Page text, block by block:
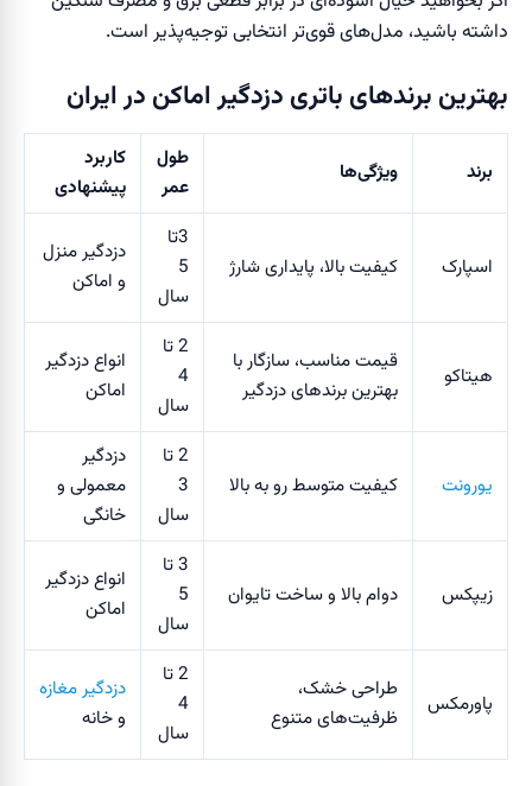
داشته باشید، مدل‌های قوی‌تر انتخابی توجیه‌پذیر است.
بهترین برندهای باتری دزدگیر اماکن در ایران
برند ویژگی‌ها
طول
عمر
کاربرد
پیشنهادی
اسپارک کیفیت بالا، پایداری شارژ
3تا
5
سال
دزدگیر منزل
و اماکن
هیتاکو
قیمت مناسب، سازگار با
بهترین برندهای دزدگیر
2 تا
4
سال
انواع دزدگیر
اماکن
یورونت کیفیت متوسط رو به بالا
2 تا
3
سال
دزدگیر
معمولی و
خانگی
زیپکس دوام بالا و ساخت تایوان
3 تا
5
سال
انواع دزدگیر
اماکن
پاورمکس
طراحی خشک،
ظرفیت‌های متنوع
2 تا
4
سال
دزدگیر مغازه
و خانه